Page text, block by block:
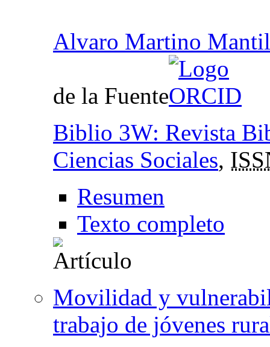
Alvaro Martino
de la Fuente
Biblio 3W: Revista
Ciencias Sociales,
Resumen
Texto completo
Movilidad y
trabajo de jóvenes